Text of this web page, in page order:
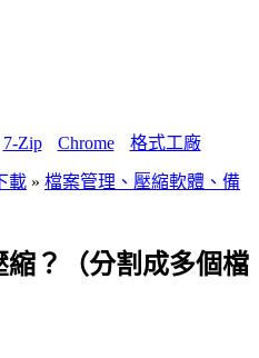
7-Zip Chrome 格式工廠
載 » 檔案管理、壓縮軟體、備
？（分割成多個檔